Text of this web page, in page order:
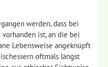
werden, dass bei
ist, an die bei
Lebensweise angeknüpft
oftmals längst